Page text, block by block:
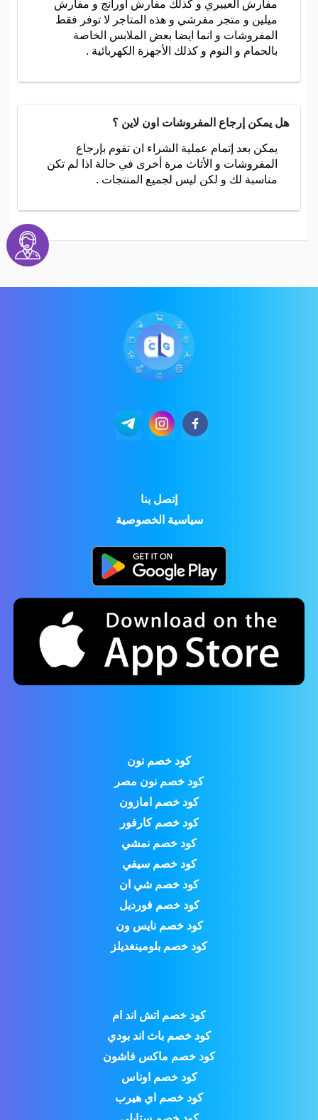
مفارش العييري و كذلك مفارش اورانج و مفارش
ميلين و متجر مفرشي و هذه المتاجر لا توفر فقط
المفروشات و انما ايضا بعض الملابس الخاصة
بالحمام و النوم و كذلك الأجهزة الكهربائية .
هل يمكن إرجاع المفروشات اون لاين ؟
يمكن بعد إتمام عملية الشراء ان تقوم بإرجاع
المفروشات و الأثاث مرة أخرى في حالة اذا لم تكن
مناسبة لك و لكن ليس لجميع المنتجات .
إتصل بنا
سياسية الخصوصية
كود خصم نون
كود خصم نون مصر
كود خصم امازون
كود خصم كارفور
كود خصم نمشي
كود خصم سيفي
كود خصم شي ان
كود خصم فورديل
كود خصم نايس ون
كود خصم بلومينغديلز
كود خصم اتش اند ام
كود خصم باث اند بودي
كود خصم ماكس فاشون
كود خصم اوناس
كود خصم اي هيرب